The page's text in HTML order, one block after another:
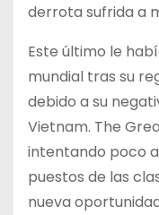
derrota sufrida a
Este último le
mundial tras su
debido a su
Vietnam. The
intentando poco
puestos de las
nueva